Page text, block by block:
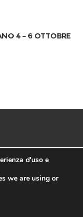
4 – 6 OTTOBRE
02115780641 |
d'uso e
we are using or